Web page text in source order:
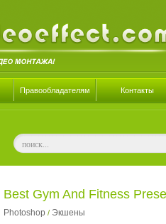
Правообладателям Контакты
Best Gym And Fitness
Photoshop / Экшены